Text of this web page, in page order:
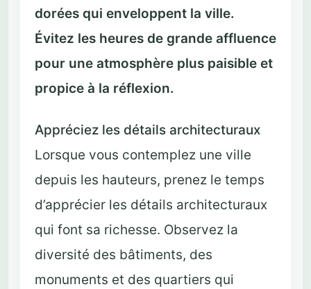
dorées qui enveloppent la ville.
Évitez les heures de grande affluence
pour une atmosphère plus paisible et
propice à la réflexion.
Appréciez les détails architecturaux
Lorsque vous contemplez une ville
depuis les hauteurs, prenez le temps
d’apprécier les détails architecturaux
qui font sa richesse. Observez la
diversité des bâtiments, des
monuments et des quartiers qui